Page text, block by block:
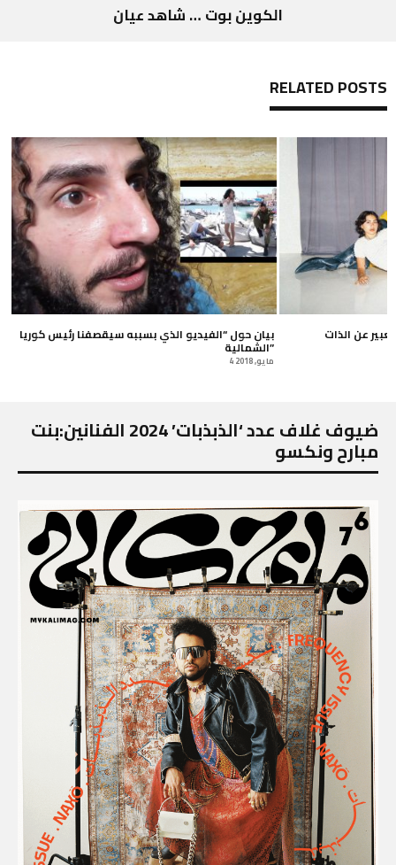
الكوين بوت … شاهد عيان
RELATED POSTS
بيان حول “الفيديو الذي بسببه سيقصفنا رئيس كوريا
الشمالية”
4 مايو, 2018
عن الذات
ضيوف غلاف عدد ‘الذبذبات’ 2024 الفنانين:بنت
مبارح ونكسو